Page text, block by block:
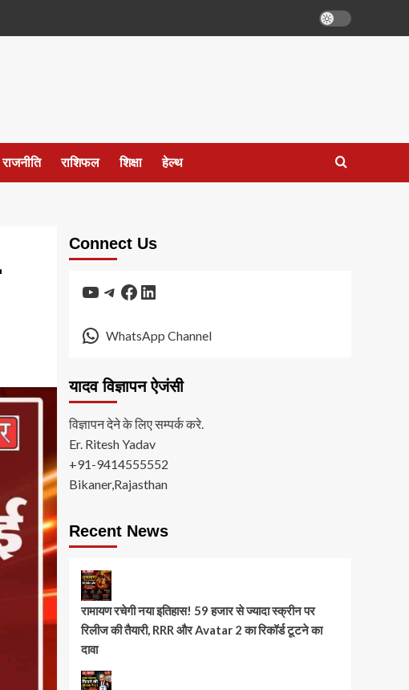
राजनीति राशिफल शिक्षा हेल्थ
Connect Us
YouTube
Telegram
Facebook
LinkedIn
WhatsApp Channel
यादव विज्ञापन ऐजंसी
विज्ञापन देने के लिए सम्पर्क करे.
Er. Ritesh Yadav
+91-9414555552
Bikaner,Rajasthan
Recent News
रामायण रचेगी नया इतिहास! 59 हजार से ज्यादा स्क्रीन पर
रिलीज की तैयारी, RRR और Avatar 2 का रिकॉर्ड टूटने का
दावा